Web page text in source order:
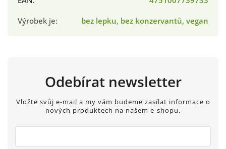
Výrobek je: bez lepku, bez konzervantů, vegan
Odebírat newsletter
Vložte svůj e-mail a my vám budeme zasílat informace o
nových produktech na našem e-shopu.